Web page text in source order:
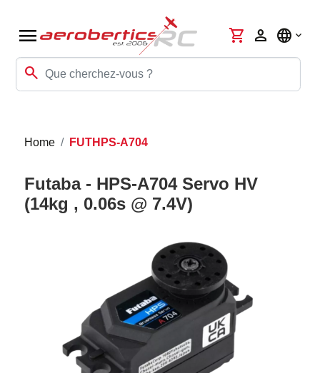
menu
search
shopping_cart person language
Home FUTHPS-A704
Futaba - HPS-A704 Servo HV
(14kg , 0.06s @ 7.4V)